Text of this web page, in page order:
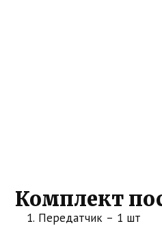
Комплект
Передатчик – 1 шт